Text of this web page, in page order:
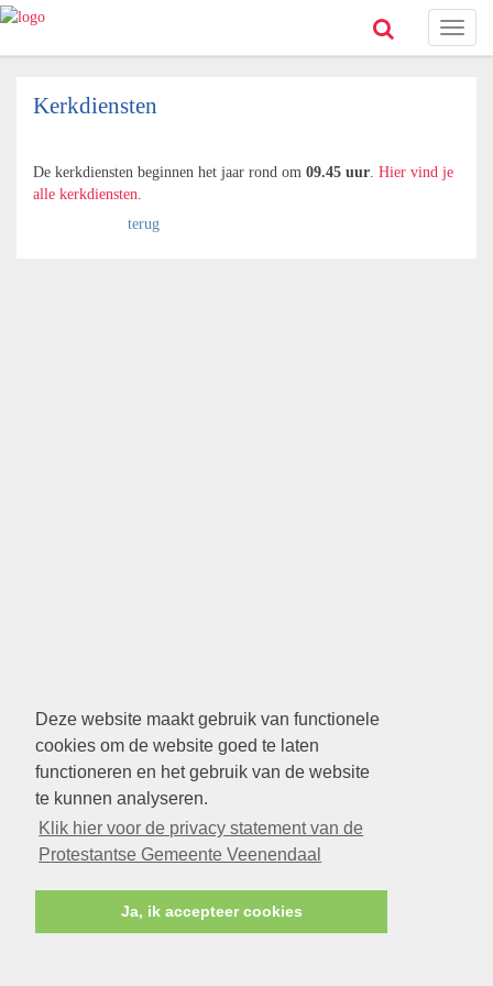
Deze website maakt gebruik van functionele
cookies om de website goed te laten
functioneren en het gebruik van de website
te kunnen analyseren.
Klik hier voor de privacy statement van de
Protestantse Gemeente Veenendaal
Ja, ik accepteer cookies
Toggle
Kerkdiensten
De kerkdiensten beginnen het jaar rond om 09.45 uur Hier vind je
alle kerkdiensten
terug